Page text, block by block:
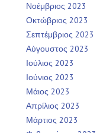
Νοέμβριος 2023
Οκτώβριος 2023
Σεπτέμβριος 2023
Αύγουστος 2023
Ιούλιος 2023
Ιούνιος 2023
Μάιος 2023
Απρίλιος 2023
Μάρτιος 2023